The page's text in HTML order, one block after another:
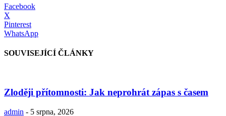
Facebook
X
Pinterest
WhatsApp
SOUVISEJÍCÍ ČLÁNKY
Zloději přítomnosti: Jak neprohrát zápas s časem
admin - 5 srpna, 2026